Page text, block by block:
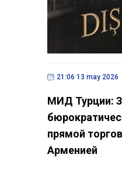
21:06 13 may 2026
МИД Турции:
прямой
Арменией